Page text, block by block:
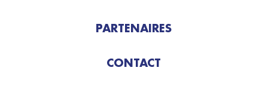
PARTENAIRES
CONTACT